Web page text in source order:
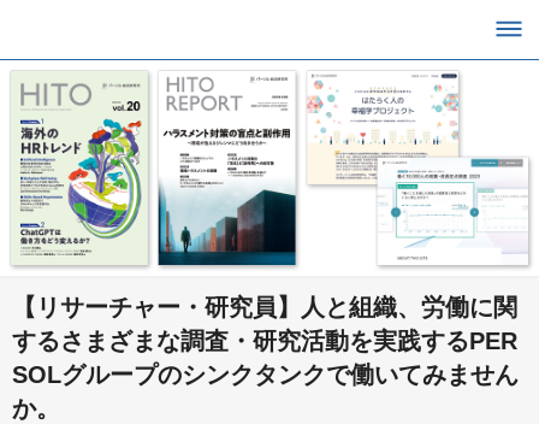
【リサーチャー・研究員】人と組織、労働に関
するさまざまな調査・研究活動を実践するPER
SOLグループのシンクタンクで働いてみません
か。